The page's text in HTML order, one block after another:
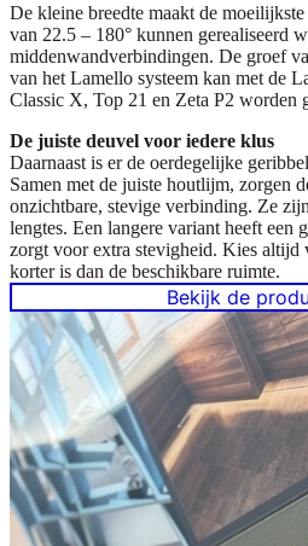
De kleine breedte maakt de
van 22.5 – 180° kunnen gerealiseerd
middenwandverbindingen. De groef
van het Lamello systeem kan met de
Classic X, Top 21 en Zeta P2 worden
De juiste deuvel voor iedere klus
Daarnaast is er de oerdegelijke
Samen met de juiste houtlijm, zorgen
onzichtbare, stevige verbinding. Ze
lengtes. Een langere variant heeft een
zorgt voor extra stevigheid. Kies altijd
korter is dan de beschikbare ruimte.
Bekijk de